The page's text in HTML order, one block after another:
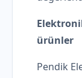
ürünler
Pendik